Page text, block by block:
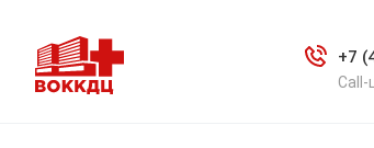
+7
Call-